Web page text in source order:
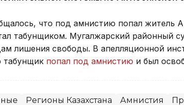
что под амнистию попал житель
табунщиком. Мугалжарский районный
лишения свободы. В апелляционной
табунщик попал под амнистию и был
Регионы Казахстана Амнистия